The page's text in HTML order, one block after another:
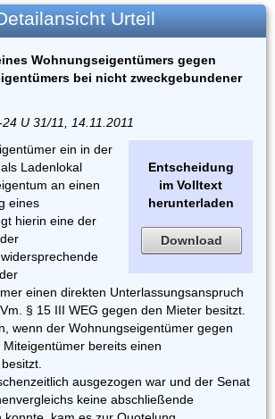
Urteil
Wohnungseigentümers gegen
bei nicht zweckgebundener
U 31/11, 14.11.2011
Entscheidung
im Volltext
herunterladen
Download
ein in der
Ladenlokal
an einen
eines
hierin eine der
einen direkten Unterlassungsanspruch
§ 15 III WEG gegen den Mieter besitzt.
wenn der Wohnungseigentümer gegen
bereits einen
ausgezogen war und der Senat
keine abschließende